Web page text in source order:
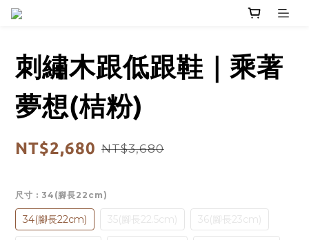
刺繡木跟低跟鞋｜乘著
夢想(桔粉)
NT$2,680 NT$3,680
尺寸 : 34(腳長22cm)
34(腳長22cm) 35(腳長22.5cm) 36(腳長23cm)